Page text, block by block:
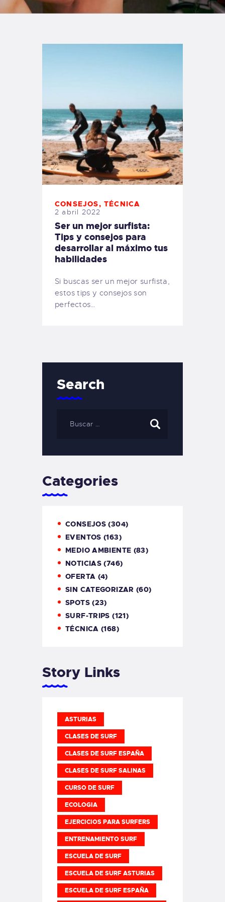
TIENDA FAMILY SURFERS
CONSEJOS,TÉCNICA
2 abril 2022
Ser un mejor surfista:
Tips y consejos para
desarrollar al máximo tus
habilidades
Si buscas ser un mejor surfista,
estos tips y consejos son
perfectos…
Search
Categories
CONSEJOS (304)
EVENTOS (163)
MEDIO AMBIENTE (83)
NOTICIAS (746)
OFERTA (4)
SIN CATEGORIZAR (60)
SPOTS(23)
SURF-TRIPS (121)
TÉCNICA (168)
Story Links
ASTURIAS
CLASES DE SURF
CLASES DE SURF ESPAÑA
CLASES DE SURF SALINAS
CURSO DE SURF
ECOLOGIA
EJERCICIOS PARA SURFERS
ENTRENAMIENTO SURF
ESCUELA DE SURF
ESCUELA DE SURF ASTURIAS
ESCUELA DE SURF ESPAÑA